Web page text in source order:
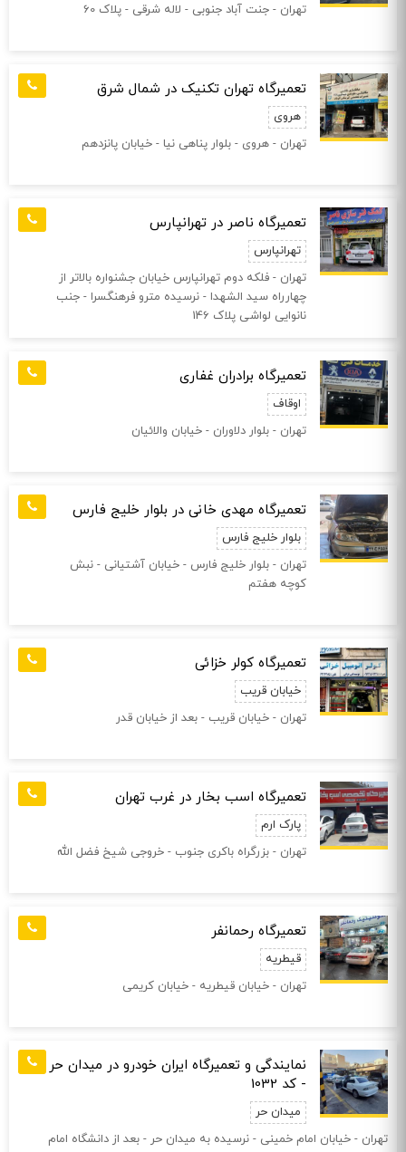
تهران - جنت آباد جنوبی - لاله شرقی - پلاک 60
تعمیرگاه تهران تکنیک در شمال شرق
هروی
تهران - هروی - بلوار پناهی نیا - خیابان پانزدهم
تعمیرگاه ناصر در تهرانپارس
تهرانپارس
تهران - فلکه دوم تهرانپارس خیابان جشنواره بالاتر از
چهارراه سید الشهدا - نرسیده مترو فرهنگسرا - جنب
نانوایی لواشی پلاک 146
تعمیرگاه برادران غفاری
اوقاف
تهران - بلوار دلاوران - خیابان والائیان
تعمیرگاه مهدی خانی در بلوار خلیج فارس
بلوار خلیج فارس
تهران - بلوار خلیج فارس - خیابان آشتیانی - نبش
کوچه هفتم
تعمیرگاه کولر خزائی
خیابان قریب
تهران - خیابان قریب - بعد از خیابان قدر
تعمیرگاه اسب بخار در غرب تهران
پارک ارم
تهران - بزرگراه باکری جنوب - خروجی شیخ فضل الله
تعمیرگاه رحمانفر
قیطریه
تهران - خیابان قیطریه - خیابان کریمی
نمایندگی و تعمیرگاه ایران خودرو در میدان حر
- کد 1032
میدان حر
تهران - خيابان امام خمينی - نرسيده به ميدان حر - بعد از دانشگاه امام